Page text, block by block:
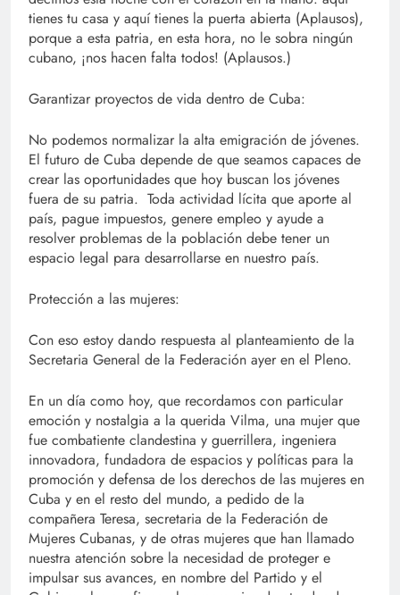
tienes tu casa y aquí tienes la puerta abierta (Aplausos),
porque a esta patria, en esta hora, no le sobra ningún
cubano, ¡nos hacen falta todos! (Aplausos.)
Garantizar proyectos de vida dentro de Cuba:
No podemos normalizar la alta emigración de jóvenes.
El futuro de Cuba depende de que seamos capaces de
crear las oportunidades que hoy buscan los jóvenes
fuera de su patria. Toda actividad lícita que aporte al
país, pague impuestos, genere empleo y ayude a
resolver problemas de la población debe tener un
espacio legal para desarrollarse en nuestro país.
Protección a las mujeres:
Con eso estoy dando respuesta al planteamiento de la
Secretaria General de la Federación ayer en el Pleno.
En un día como hoy, que recordamos con particular
emoción y nostalgia a la querida Vilma, una mujer que
fue combatiente clandestina y guerrillera, ingeniera
innovadora, fundadora de espacios y políticas para la
promoción y defensa de los derechos de las mujeres en
Cuba y en el resto del mundo, a pedido de la
compañera Teresa, secretaria de la Federación de
Mujeres Cubanas, y de otras mujeres que han llamado
nuestra atención sobre la necesidad de proteger e
impulsar sus avances, en nombre del Partido y el